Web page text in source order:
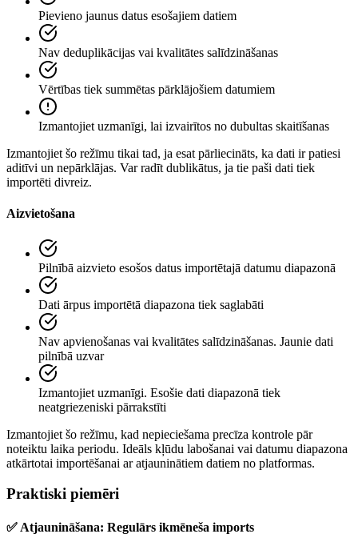
Pievieno jaunus datus esošajiem datiem
Nav deduplikācijas vai kvalitātes salīdzināšanas
Vērtības tiek summētas pārklājošiem datumiem
Izmantojiet uzmanīgi, lai izvairītos no dubultas skaitīšanas
Izmantojiet šo režīmu tikai tad, ja esat pārliecināts, ka dati ir patiesi
aditīvi un nepārklājas. Var radīt dublikātus, ja tie paši dati tiek
importēti divreiz.
Aizvietošana
Pilnībā aizvieto esošos datus importētajā datumu diapazonā
Dati ārpus importētā diapazona tiek saglabāti
Nav apvienošanas vai kvalitātes salīdzināšanas. Jaunie dati
pilnībā uzvar
Izmantojiet uzmanīgi. Esošie dati diapazonā tiek
neatgriezeniski pārrakstīti
Izmantojiet šo režīmu, kad nepieciešama precīza kontrole pār
noteiktu laika periodu. Ideāls kļūdu labošanai vai datumu diapazona
atkārtotai importēšanai ar atjauninātiem datiem no platformas.
Praktiski piemēri
✅ Atjaunināšana: Regulārs ikmēneša imports